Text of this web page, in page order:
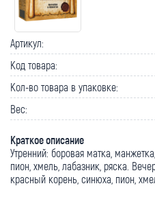
Артикул:
Код товара:
Кол-во товара в упаковке:
Вес:
Краткое описание
Утренний: боровая матка,
пион, хмель, лабазник, ряска.
красный корень, синюха, пион,